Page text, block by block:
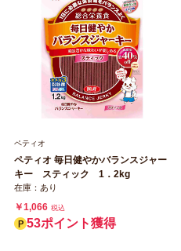
ペティオ
ペティオ 毎日健やかバランスジャー
キー スティック 1．2kg
在庫：あり
￥1,066 税込
53ポイント獲得